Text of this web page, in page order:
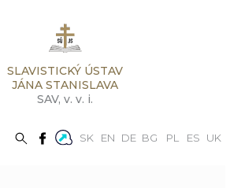
SLAVISTICKÝ ÚSTAV
JÁNA STANISLAVA
SAV, v. v. i.
UK
ES
PL
BG
DE
EN
SK